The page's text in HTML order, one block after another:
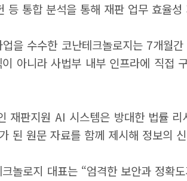
등 통합 분석을 통해 재판 업무 효율
을 수수한 코난테크놀로지는 7개월
아니라 사법부 내부 인프라에 직접
재판지원 AI 시스템은 방대한 법률
된 원문 자료를 함께 제시해 정보의
놀로지 대표는 “엄격한 보안과 정확